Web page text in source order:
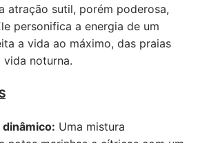
atração sutil, porém poderosa,
personifica a energia de um
a vida ao máximo, das praias
noturna.
Uma mistura